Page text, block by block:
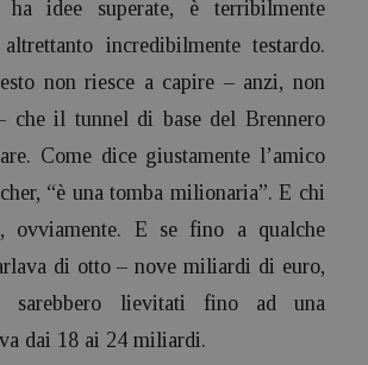
idee superate, è terribilmente
incredibilmente testardo.
non riesce a capire – anzi, non
che il tunnel di base del Brennero
Come dice giustamente l’amico
“è una tomba milionaria”. E chi
ovviamente. E se fino a qualche
di otto – nove miliardi di euro,
lievitati fino ad una
dai 18 ai 24 miliardi.